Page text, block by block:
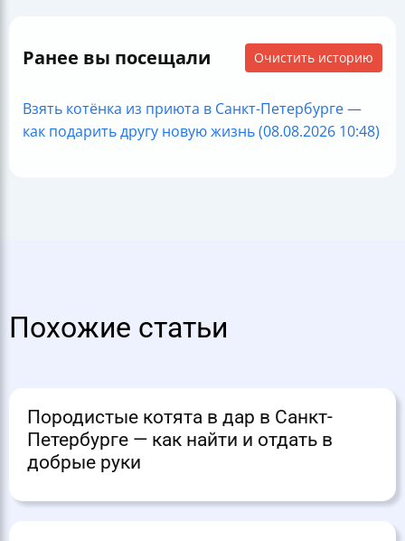
Ранее вы посещали Очистить историю
Взять котёнка из приюта в Санкт-Петербурге —
как подарить другу новую жизнь (08.08.2026 10:48)
Похожие статьи
Породистые котята в дар в Санкт-
Петербурге — как найти и отдать в
добрые руки